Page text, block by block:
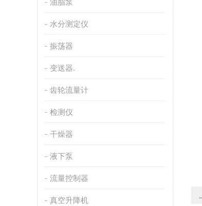
油脂泵
水分测定仪
振荡器
变送器.
齿轮流量计
检测仪
干燥器
液下泵
流量控制器
真空升降机